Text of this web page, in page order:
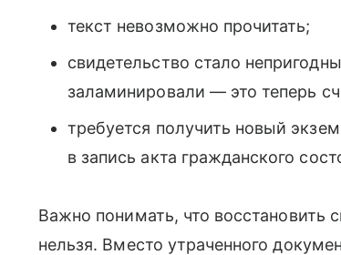
текст невозможно прочитать;
свидетельство стало
заламинировали — это теперь
требуется получить новый
в запись акта гражданского
Важно понимать, что восстановить
нельзя. Вместо утраченного